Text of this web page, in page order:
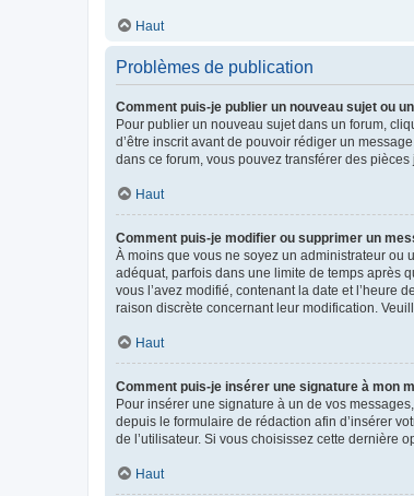
Haut
Problèmes de publication
Comment puis-je publier un nouveau sujet ou
Pour publier un nouveau sujet dans un forum,
d’être inscrit avant de pouvoir rédiger un
dans ce forum, vous pouvez transférer des pièces
Haut
Comment puis-je modifier ou supprimer un
À moins que vous ne soyez un administrateur ou
adéquat, parfois dans une limite de temps après
vous l’avez modifié, contenant la date et l’heure
raison discrète concernant leur modification.
Haut
Comment puis-je insérer une signature à mon
Pour insérer une signature à un de vos
depuis le formulaire de rédaction afin d’insérer
de l’utilisateur. Si vous choisissez cette dernière
Haut